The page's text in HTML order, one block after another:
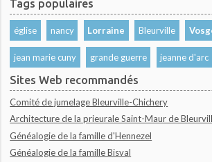
Tags populaires
église nancy Lorraine Bleurville
jean marie cuny grande guerre jeanne d'arc
Sites Web recommandés
Comité de jumelage Bleurville-Chichery
Architecture de la prieurale Saint-Maur de
Généalogie de la famille d'Hennezel
Généalogie de la famille Bisval